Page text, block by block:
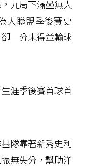
九局下滿壘無人
大聯盟季後賽史
一分未得並輸球
涯季後賽首球首
隊靠著新秀史利
無失分，幫助洋